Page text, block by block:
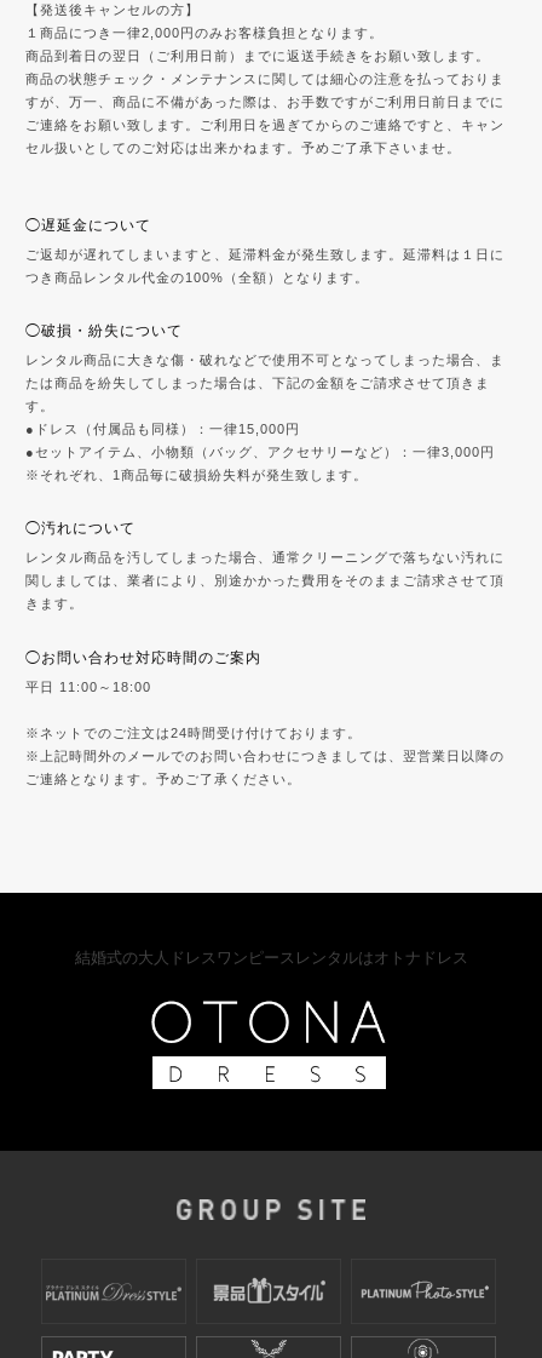
【発送後キャンセルの方】
１商品につき一律2,000円のみお客様負担となります。
商品到着日の翌日（ご利用日前）までに返送手続きをお願い致します。
商品の状態チェック・メンテナンスに関しては細心の注意を払っておりま
すが、万一、商品に不備があった際は、お手数ですがご利用日前日までに
ご連絡をお願い致します。ご利用日を過ぎてからのご連絡ですと、キャン
セル扱いとしてのご対応は出来かねます。予めご了承下さいませ。
◯遅延金について
ご返却が遅れてしまいますと、延滞料金が発生致します。延滞料は１日に
つき商品レンタル代金の100%（全額）となります。
◯破損・紛失について
レンタル商品に大きな傷・破れなどで使用不可となってしまった場合、ま
たは商品を紛失してしまった場合は、下記の金額をご請求させて頂きま
す。
●ドレス（付属品も同様）：一律15,000円
●セットアイテム、小物類（バッグ、アクセサリーなど）：一律3,000円
※それぞれ、1商品毎に破損紛失料が発生致します。
◯汚れについて
レンタル商品を汚してしまった場合、通常クリーニングで落ちない汚れに
関しましては、業者により、別途かかった費用をそのままご請求させて頂
きます。
◯お問い合わせ対応時間のご案内
平日 11:00～18:00
※ネットでのご注文は24時間受け付けております。
※上記時間外のメールでのお問い合わせにつきましては、翌営業日以降の
ご連絡となります。予めご了承ください。
結婚式の大人ドレスワンピースレンタルはオトナドレス